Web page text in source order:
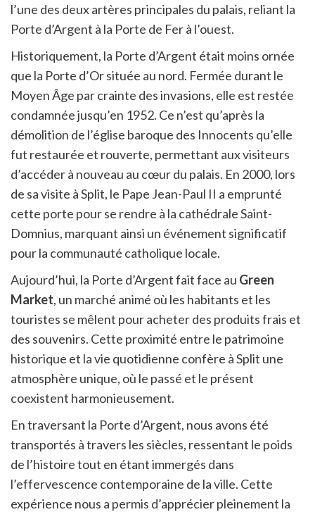
l’une des deux artères principales du palais, reliant la
Porte d’Argent à la Porte de Fer à l’ouest.
Historiquement, la Porte d’Argent était moins ornée
que la Porte d’Or située au nord. Fermée durant le
Moyen Âge par crainte des invasions, elle est restée
condamnée jusqu’en 1952. Ce n’est qu’après la
démolition de l’église baroque des Innocents qu’elle
fut restaurée et rouverte, permettant aux visiteurs
d’accéder à nouveau au cœur du palais. En 2000, lors
de sa visite à Split, le Pape Jean-Paul II a emprunté
cette porte pour se rendre à la cathédrale Saint-
Domnius, marquant ainsi un événement significatif
pour la communauté catholique locale.
Aujourd’hui, la Porte d’Argent fait face au Green
Market, un marché animé où les habitants et les
touristes se mêlent pour acheter des produits frais et
des souvenirs. Cette proximité entre le patrimoine
historique et la vie quotidienne confère à Split une
atmosphère unique, où le passé et le présent
coexistent harmonieusement.
En traversant la Porte d’Argent, nous avons été
transportés à travers les siècles, ressentant le poids
de l’histoire tout en étant immergés dans
l’effervescence contemporaine de la ville. Cette
expérience nous a permis d’apprécier pleinement la